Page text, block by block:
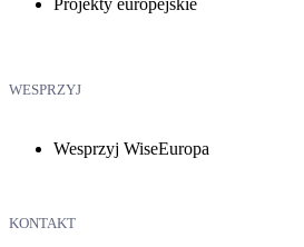
Projekty europejskie
WESPRZYJ
Wesprzyj WiseEuropa
KONTAKT